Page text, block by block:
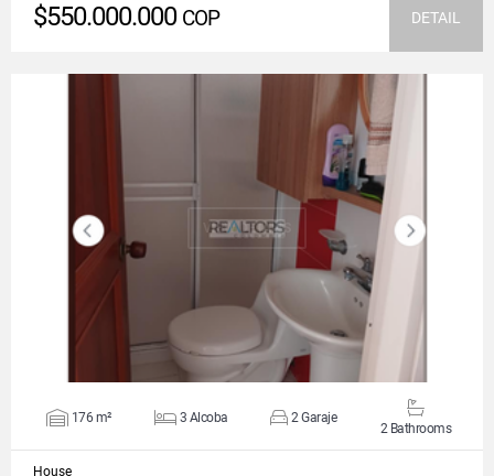
$550.000.000 COP DETAIL
VIEW DETAILS
176 m² 3 Alcoba 2 Garaje
2 Bathrooms
House